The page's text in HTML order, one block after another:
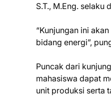
S.T., M.Eng. selaku
“Kunjungan ini
bidang energi”,
Puncak dari
mahasiswa dapat
unit produksi serta